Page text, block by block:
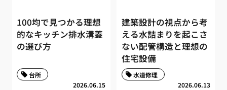
100均で見つかる理想
的なキッチン排水溝蓋
の選び方
2026.06.15
台所
建築設計の視点から考
える水詰まりを起こさ
ない配管構造と理想の
住宅設備
2026.06.13
水道修理